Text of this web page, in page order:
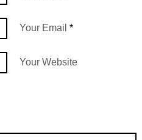
Your Email *
Your Website